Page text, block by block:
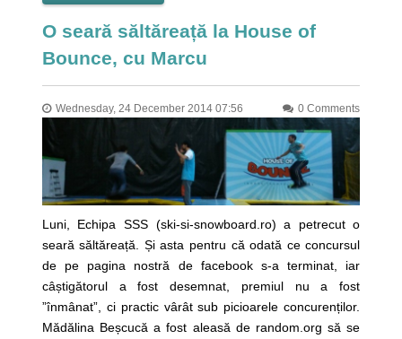
O seară săltăreață la House of
Bounce, cu Marcu
Wednesday, 24 December 2014 07:56 0 Comments
Luni, Echipa SSS (ski-si-snowboard.ro) a petrecut o
seară săltăreață. Și asta pentru că odată ce concursul
de pe pagina nostră de facebook s-a terminat, iar
câștigătorul a fost desemnat, premiul nu a fost
”înmânat”, ci practic vârât sub picioarele concurenților.
Mădălina Beșcucă a fost aleasă de random.org să se